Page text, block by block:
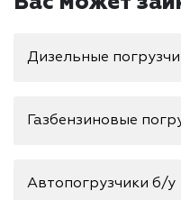
Дизельные
Газбензиновые
Автопогрузчики б/у